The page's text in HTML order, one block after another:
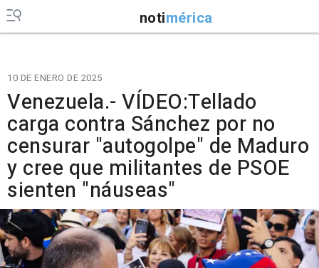
notimérica
10 DE ENERO DE 2025
Venezuela.- VÍDEO:Tellado
carga contra Sánchez por no
censurar "autogolpe" de Maduro
y cree que militantes de PSOE
sienten "náuseas"